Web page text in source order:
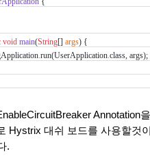
void main(String[] args) {
.run(UserApplication.class, args);
Annotation
Hystrix 대쉬 보드를 사용할것
.